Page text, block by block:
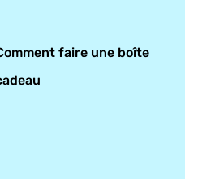
faire une boîte